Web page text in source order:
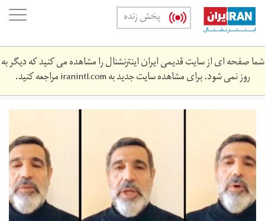
Skip
main
content
پخش زنده
شما صفحه ای از سایت قدیمی ایران اینترنشنال را مشاهده می کنید که دیگر به
روز نمی شود. برای مشاهده سایت جدید بهiranintl.comمراجعه کنید.
mnswryjpg_1_0.jpg